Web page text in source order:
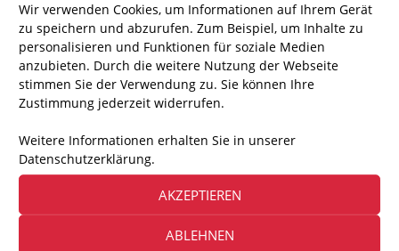
Wir verwenden Cookies, um Informationen auf Ihrem Gerät
zu speichern und abzurufen. Zum Beispiel, um Inhalte zu
personalisieren und Funktionen für soziale Medien
anzubieten. Durch die weitere Nutzung der Webseite
stimmen Sie der Verwendung zu. Sie können Ihre
Zustimmung jederzeit widerrufen.
Weitere Informationen erhalten Sie in unserer
Datenschutzerklärung.
AKZEPTIEREN
ABLEHNEN